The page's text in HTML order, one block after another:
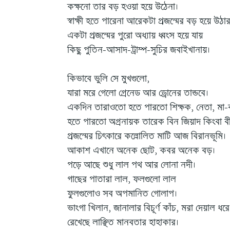
কক্ষনো তার বড় হওয়া হয়ে উঠেনা।
স্বাক্ষী হতে পারেনা আরেকটা প্রজন্মের বড় হয়ে
একটা প্রজন্মের পুরো অধ্যায় ধ্বংস হয়ে যায়
কিছু পুতিন-আসাদ-ট্রাম্প-সুচির জবাইখানায়।
কিভাবে ভুলি সে মুখগুলো,
যারা মরে গেলো গ্রেনেড আর ড্রোনের তান্ডবে।
একদিন তারাওতো হতে পারতো শিক্ষক, নেতা, মা-
হতে পারতো অগ্রনায়ক তারেক বিন জিয়াদ কিংবা
প্রজন্মের চিৎকারে কল্লোলিত মাটি আজ বিরানভূমি।
আকাশ এখানে অনেক ছোট, কবর অনেক বড়।
পড়ে আছে শুধু লাল পথ আর লোনা নদী।
গাছের পাতারা লাল, ফলগুলো লাল
ফুলগুলোও সব অপমানিত গোলাপ।
ভাংগা খিলান, জানালার বিচূর্ণ কাঁচ, মরা দেয়াল ধরে
রেখেছে লাঞ্ছিত মানবতার হাহাকার।